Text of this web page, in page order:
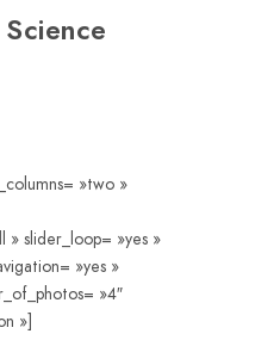
Science
»two »
» slider_loop= »yes »
»yes »
»4″
»]